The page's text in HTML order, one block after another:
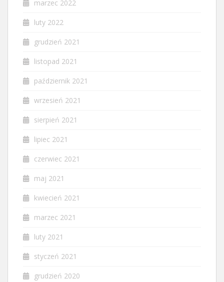
marzec 2022
luty 2022
grudzień 2021
listopad 2021
październik 2021
wrzesień 2021
sierpień 2021
lipiec 2021
czerwiec 2021
maj 2021
kwiecień 2021
marzec 2021
luty 2021
styczeń 2021
grudzień 2020